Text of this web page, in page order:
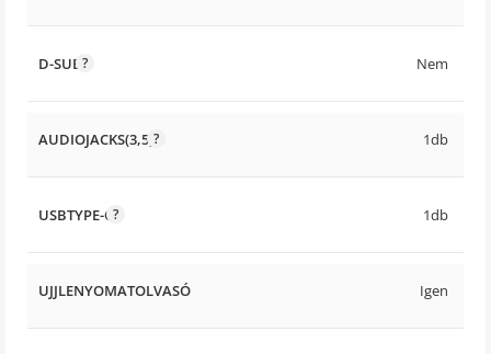
D-SUB Nem
AUDIOJACKS(3,5) 1db
USBTYPE-C 1db
UJJLENYOMATOLVASÓ Igen